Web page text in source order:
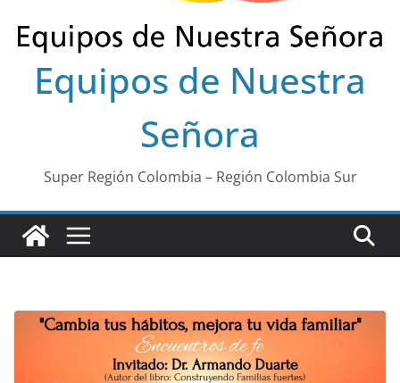
Equipos de Nuestra
Señora
Super Región Colombia – Región Colombia Sur